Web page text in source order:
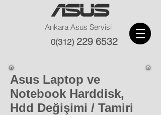
Ankara Asus Servisi
0(312) 229 6532
Asus Laptop ve
Notebook Harddisk,
Hdd Değişimi / Tamiri